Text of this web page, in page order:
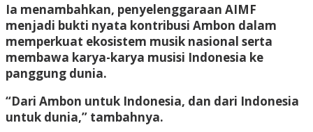
Ia menambahkan, penyelenggaraan AIMF
menjadi bukti nyata kontribusi Ambon dalam
memperkuat ekosistem musik nasional serta
membawa karya-karya musisi Indonesia ke
panggung dunia.
“Dari Ambon untuk Indonesia, dan dari Indonesia
untuk dunia,” tambahnya.